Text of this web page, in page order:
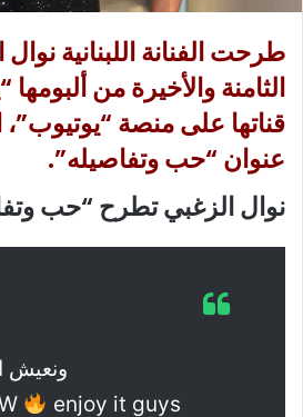
ي
ا
طرحت الفنانة اللبنانية نوال
الثامنة والأخيرة من
قناتها على منصة
عنوان “حب وتفاصيله”.
نوال الزغبي تطرح “حب
ونعيش
enjoy it guys